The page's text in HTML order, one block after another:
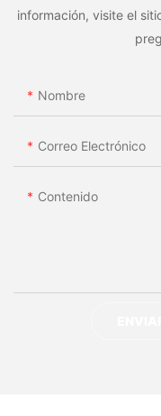
información, visite el
Nombre
Correo Electrónico
Contenido